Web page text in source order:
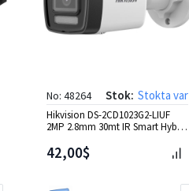
No: 48264 Stok: Stokta var
Hikvision DS-2CD1023G2-LIUF
2MP 2.8mm 30mt IR Smart Hybrid
42,00$